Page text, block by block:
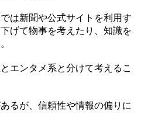
は新聞や公式サイトを利用す
げて物事を考えたり、知識を
エンタメ系と分けて考えるこ
るが、信頼性や情報の偏りに